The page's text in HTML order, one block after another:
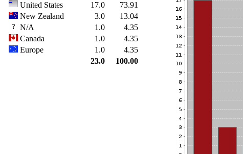
United States
17.0
73.91
New Zealand
3.0
13.04
N/A
1.0
4.35
Canada
1.0
4.35
Europe
1.0
4.35
23.0
100.00